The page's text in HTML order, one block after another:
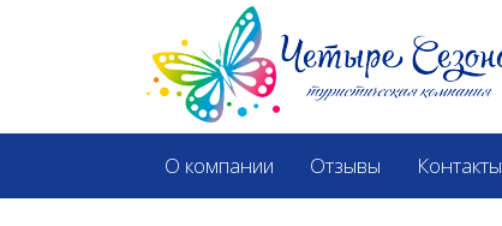
О компании Отзывы Контакты